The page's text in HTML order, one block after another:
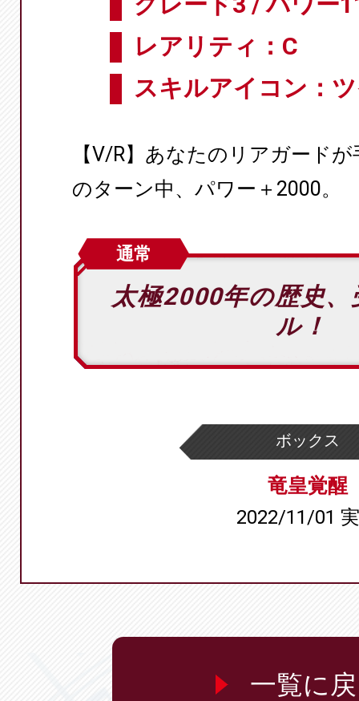
レアリティ：C
スキルアイコン：
【V/R】あなたのリアガード
のターン中、パワー＋2000。
通常
太極2000年の歴史
ル！
ボックス
竜皇覚醒
2022/11/01
一覧に